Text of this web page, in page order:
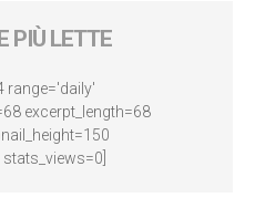
PIÙ LETTE
range='daily'
excerpt_length=68